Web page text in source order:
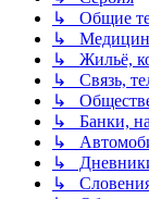
↳ Общие
↳
↳ Жильё,
↳ Связь,
↳
↳ Банки,
↳
↳
↳